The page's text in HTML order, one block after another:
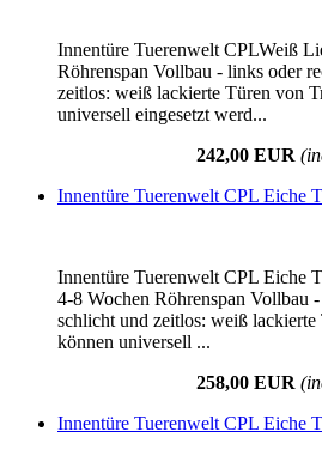
Innentüre Tuerenwelt CPLWeiß
Röhrenspan Vollbau - links oder
zeitlos: weiß lackierte Türen von
universell eingesetzt werd...
242,00 EUR
Innentüre Tuerenwelt CPL Eiche
Innentüre Tuerenwelt CPL Eiche
4-8 Wochen Röhrenspan Vollbau
schlicht und zeitlos: weiß
können universell ...
258,00 EUR
Innentüre Tuerenwelt CPL Eiche